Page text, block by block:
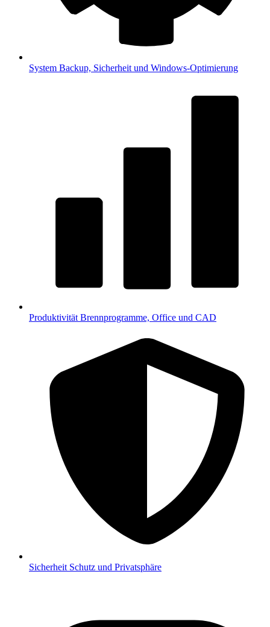
System Backup, Sicherheit und Windows-Optimierung
Produktivität Brennprogramme, Office und CAD
Sicherheit Schutz und Privatsphäre